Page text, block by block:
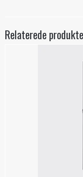
Relaterede